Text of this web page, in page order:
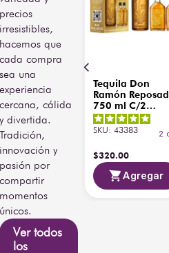
durante la maduración. El
resultado es un tequila
cristalino, suave y sedoso,
con una graduación
alcohólica equilibrada que
permite una experiencia
limpia y elegante en boca.
En nariz ofrece notas de
agave cocido, vainilla
sutil, madera suave y
ligeros toques dulces. En
boca es redondo, delicado
y estructurado, con final
limpio y persistente. Se
recomienda disfrutarse
solo, ligeramente fresco, o
como base premium en
coctelería elegante, donde
que
compra
una
cálida
divertida.
y
por
Ver todos
los
Tequila Don
Ramón
750 ml C/2
Pachitas 200 ml
2
SKU: 43383
$320.00
Agregar